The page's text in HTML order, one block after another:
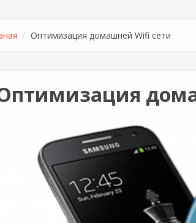
Оптимизация домашней Wifi сети